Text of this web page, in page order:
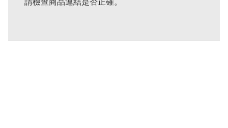
請檢查商品連結是否正確。